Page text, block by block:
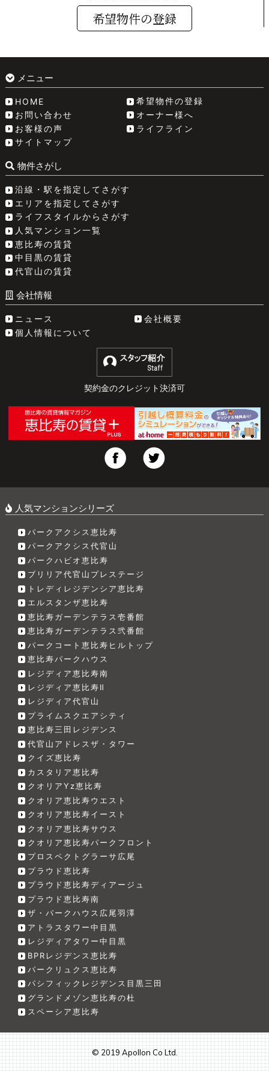
希望物件の登録
メニュー
HOME
希望物件の登録
お問い合わせ
オーナー様へ
お客様の声
ライフライン
サイトマップ
物件さがし
沿線・駅を指定してさがす
エリアを指定してさがす
ライフスタイルからさがす
人気マンション一覧
恵比寿の賃貸
中目黒の賃貸
代官山の賃貸
会社情報
ニュース
会社概要
個人情報について
契約金のクレジット決済可
人気マンションシリーズ
パークアクシス恵比寿
パークアクシス代官山
パークハビオ恵比寿
ブリリア代官山プレステージ
トレディレジデンシア恵比寿
エルスタンザ恵比寿
恵比寿ガーデンテラス壱番館
恵比寿ガーデンテラス弐番館
パークコート恵比寿ヒルトップ
恵比寿パークハウス
レジディア恵比寿南
レジディア恵比寿Ⅱ
レジディア代官山
プライムスクエアシティ
恵比寿三田レジデンス
代官山アドレスザ・タワー
クイズ恵比寿
カスタリア恵比寿
クオリアYz恵比寿
クオリア恵比寿ウエスト
クオリア恵比寿イースト
クオリア恵比寿サウス
クオリア恵比寿パークフロント
プロスペクトグラーサ広尾
プラウド恵比寿
プラウド恵比寿ディアージュ
プラウド恵比寿南
ザ・パークハウス広尾羽澤
アトラスタワー中目黒
レジディアタワー中目黒
BPRレジデンス恵比寿
パークリュクス恵比寿
パシフィックレジデンス目黒三田
グランドメゾン恵比寿の杜
スペーシア恵比寿
© 2019 Apollon Co Ltd.